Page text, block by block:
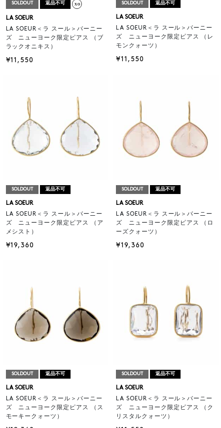
SOLDOUT 返品不可
LA SOEUR
LA SOEUR＜ラ スール＞バーニー
ズ ニューヨーク限定ピアス （ブ
ラックオニキス）
¥11,550
SOLDOUT 返品不可
LA SOEUR
LA SOEUR＜ラ スール＞バーニー
ズ ニューヨーク限定ピアス （レ
モンクォーツ）
¥11,550
SOLDOUT 返品不可
LA SOEUR
LA SOEUR＜ラ スール＞バーニー
ズ ニューヨーク限定ピアス （ア
メシスト）
¥19,360
SOLDOUT 返品不可
LA SOEUR
LA SOEUR＜ラ スール＞バーニー
ズ ニューヨーク限定ピアス （ロ
ーズクォーツ）
¥19,360
SOLDOUT 返品不可
LA SOEUR
LA SOEUR＜ラ スール＞バーニー
ズ ニューヨーク限定ピアス （ス
モーキークォーツ）
SOLDOUT 返品不可
LA SOEUR
LA SOEUR＜ラ スール＞バーニー
ズ ニューヨーク限定ピアス （ク
リスタルクォーツ）